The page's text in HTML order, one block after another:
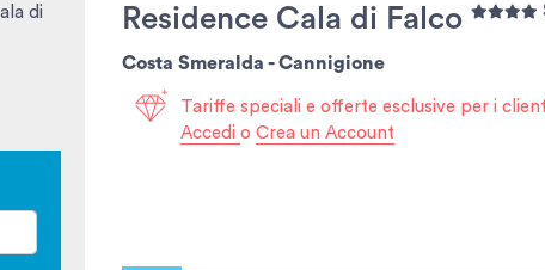
di
Residence Cala di Falco
Costa Smeralda -Cannigione
Tariffe speciali e offerte esclusive per i
AccedioCrea un Account